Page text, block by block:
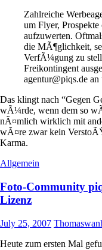
Zahlreiche
um Flyer,
aufzuwerten.
die MÃ¶glichkeit,
VerfÃ¼gung zu
Freikontingent
agentur@piqs.de an
Das klingt nach “Gegen
wÃ¼rde, wenn dem so
nÃ¤mlich wirklich mit
wÃ¤re zwar kein
Karma.
Allgemein
Foto-Community
Lizenz
July 25, 2007
Heute zum ersten Mal